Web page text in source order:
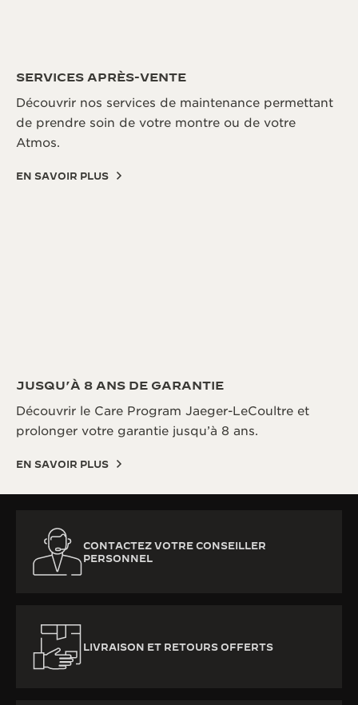
SERVICES APRÈS-VENTE
Découvrir nos services de maintenance permettant
de prendre soin de votre montre ou de votre
Atmos.
EN SAVOIR PLUS
JUSQU’À 8 ANS DE GARANTIE
Découvrir le Care Program Jaeger-LeCoultre et
prolonger votre garantie jusqu’à 8 ans.
EN SAVOIR PLUS
CONTACTEZ VOTRE CONSEILLER
PERSONNEL
LIVRAISON ET RETOURS OFFERTS